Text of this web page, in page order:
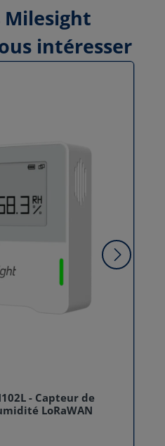
Milesight
intéresser
- Capteur de
LoRaWAN